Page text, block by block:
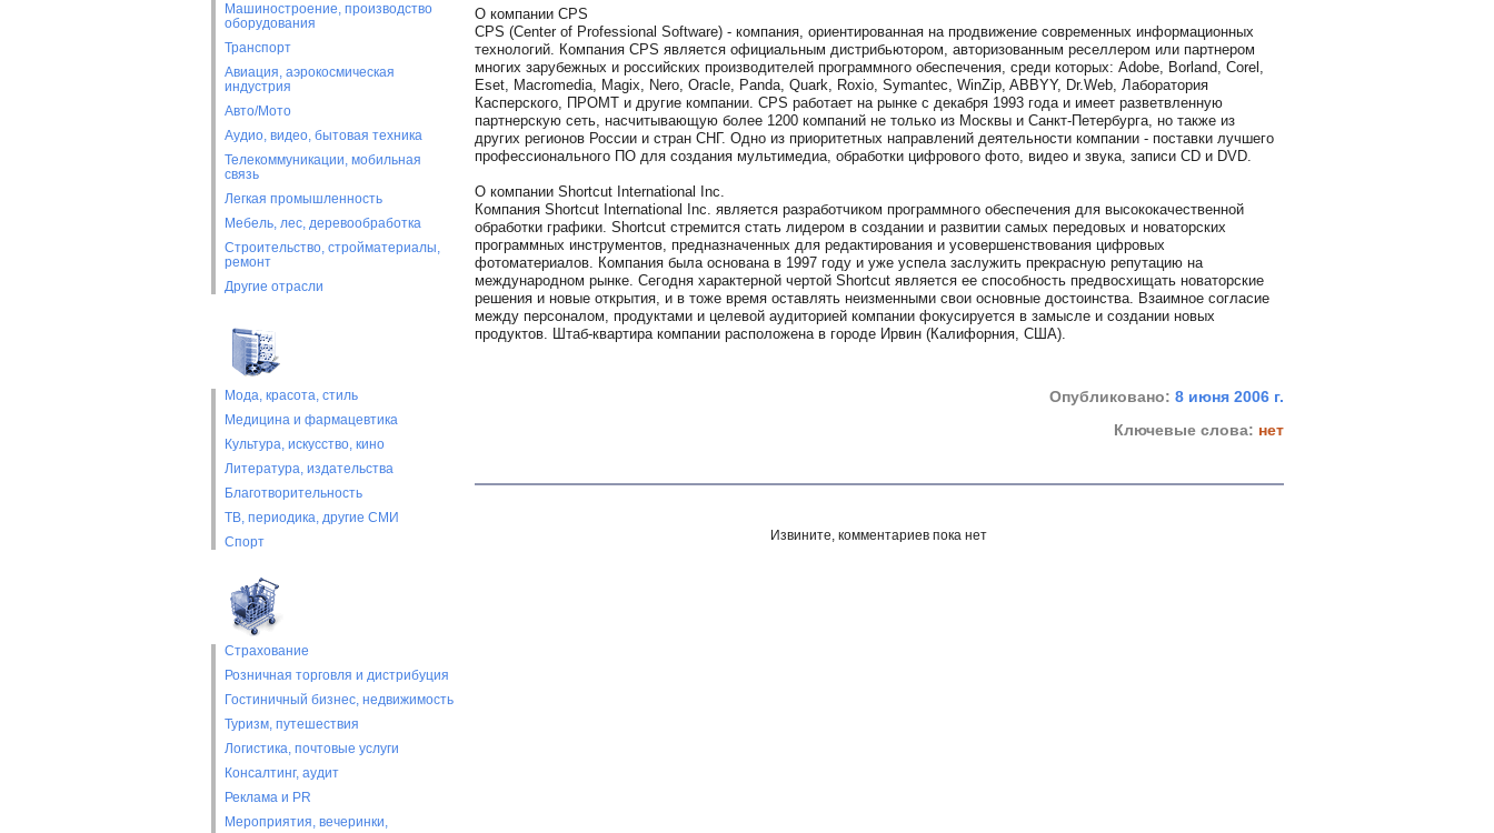
Машиностроение, производство
оборудования
Транспорт
Авиация, аэрокосмическая
индустрия
Авто/Мото
Аудио, видео, бытовая техника
Телекоммуникации, мобильная
связь
Легкая промышленность
Мебель, лес, деревообработка
Строительство, стройматериалы,
ремонт
Другие отрасли
Мода, красота, стиль
Медицина и фармацевтика
Культура, искусство, кино
Литература, издательства
Благотворительность
ТВ, периодика, другие СМИ
Спорт
Страхование
Розничная торговля и дистрибуция
Гостиничный бизнес, недвижимость
Туризм, путешествия
Логистика, почтовые услуги
Консалтинг, аудит
Реклама и PR
Мероприятия, вечеринки,
О компании CPS
CPS (Сenter of Professional Software) - компания, ориентированная на продвижение современных информационных
технологий. Компания CPS является официальным дистрибьютором, авторизованным реселлером или партнером
многих зарубежных и российских производителей программного обеспечения, среди которых: Adobe, Borland, Corel,
Eset, Macromedia, Magix, Nero, Oracle, Panda, Quark, Roxio, Symantec, WinZip, ABBYY, Dr.Web, Лаборатория
Касперского, ПРОМТ и другие компании. CPS работает на рынке с декабря 1993 года и имеет разветвленную
партнерскую сеть, насчитывающую более 1200 компаний не только из Москвы и Санкт-Петербурга, но также из
других регионов России и стран СНГ. Одно из приоритетных направлений деятельности компании - поставки лучшего
профессионального ПО для создания мультимедиа, обработки цифрового фото, видео и звука, записи CD и DVD.
О компании Shortcut International Inc.
Компания Shortcut International Inc. является разработчиком программного обеспечения для высококачественной
обработки графики. Shortcut стремится стать лидером в создании и развитии самых передовых и новаторских
программных инструментов, предназначенных для редактирования и усовершенствования цифровых
фотоматериалов. Компания была основана в 1997 году и уже успела заслужить прекрасную репутацию на
международном рынке. Сегодня характерной чертой Shortcut является ее способность предвосхищать новаторские
решения и новые открытия, и в тоже время оставлять неизменными свои основные достоинства. Взаимное согласие
между персоналом, продуктами и целевой аудиторией компании фокусируется в замысле и создании новых
продуктов. Штаб-квартира компании расположена в городе Ирвин (Калифорния, США).
Опубликовано: 8 июня 2006 г.
Ключевые слова: нет
Извините, комментариев пока нет